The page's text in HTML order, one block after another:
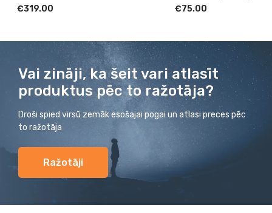
€75.00 €47.00
Vai zināji, ka šeit vari atlasīt
produktus pēc to ražotāja?
Droši spied virsū zemāk esošajai pogai un atlasi preces pēc
to ražotāja
Ražotāji